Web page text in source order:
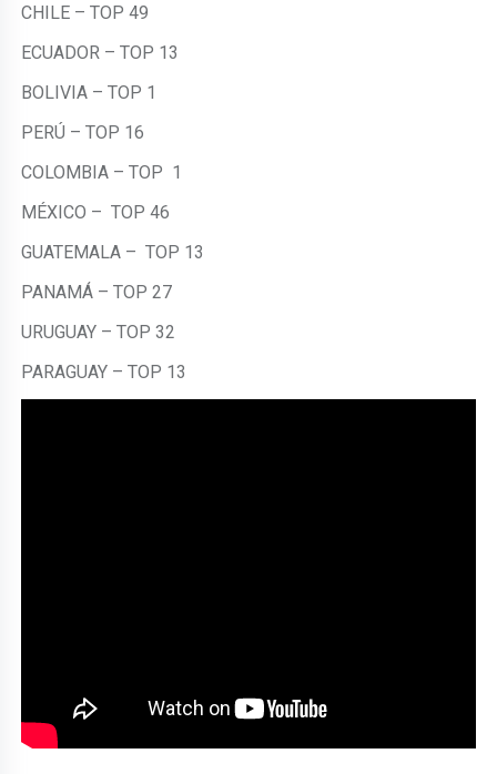
CHILE – TOP 49
ECUADOR – TOP 13
BOLIVIA – TOP 1
PERÚ – TOP 16
COLOMBIA – TOP 1
MÉXICO – TOP 46
GUATEMALA – TOP 13
PANAMÁ – TOP 27
URUGUAY – TOP 32
PARAGUAY – TOP 13